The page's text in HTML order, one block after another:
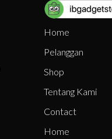
Home
Pelanggan
Shop
Tentang Kami
Contact
Home